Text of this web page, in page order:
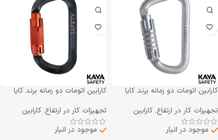
کارابین اتومات دو زمانه برند کایا
14/2A
تجهیزات کار در ارتفاع, کارابین
موجود در انبار
کارابین اتومات دو زمانه برند کایا
7/2A
تجهیزات کار در ارتفاع, کارابین
موجود در انبار